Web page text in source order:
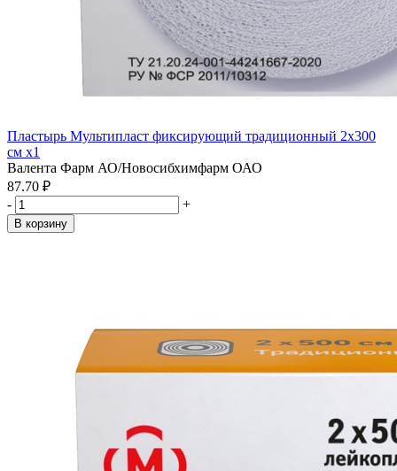
Пластырь Мультипласт фиксирующий традиционный 2х300
см x1
Валента Фарм АО/Новосибхимфарм ОАО
87.70 ₽
-
+
В корзину